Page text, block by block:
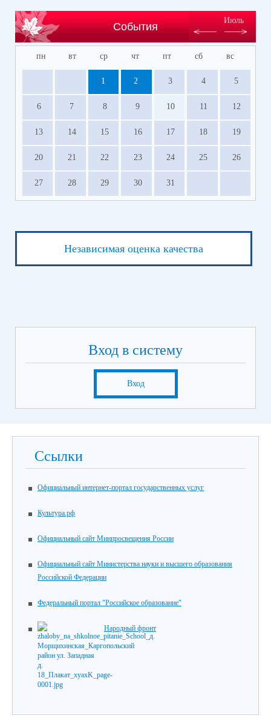
События
Июль
пн вт ср чт пт сб вс
1 2 3 4 5
6 7 8 9 10 11 12
13 14 15 16 17 18 19
20 21 22 23 24 25 26
27 28 29 30 31
Независимая оценка качества
Вход в систему
Вход
Ссылки
Официальный интернет-портал государственных услуг
Культура.рф
Официальный сайт Минпросвещения России
Официальный сайт Министерства науки и высшего образования
Российской Федерации
Федеральный портал "Российское образование"
Народный фронт